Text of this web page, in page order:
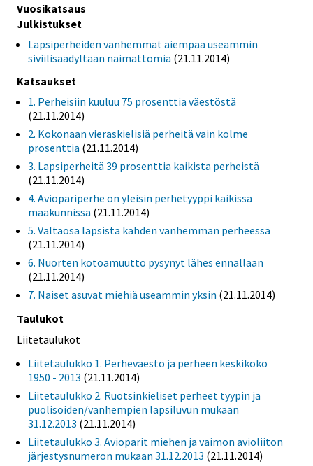
Vuosikatsaus
Julkistukset
Lapsiperheiden vanhemmat aiempaa useammin
siviilisäädyltään naimattomia (21.11.2014)
Katsaukset
1. Perheisiin kuuluu 75 prosenttia väestöstä
(21.11.2014)
2. Kokonaan vieraskielisiä perheitä vain kolme
prosenttia (21.11.2014)
3. Lapsiperheitä 39 prosenttia kaikista perheistä
(21.11.2014)
4. Aviopariperhe on yleisin perhetyyppi kaikissa
maakunnissa (21.11.2014)
5. Valtaosa lapsista kahden vanhemman perheessä
(21.11.2014)
6. Nuorten kotoamuutto pysynyt lähes ennallaan
(21.11.2014)
7. Naiset asuvat miehiä useammin yksin (21.11.2014)
Taulukot
Liitetaulukot
Liitetaulukko 1. Perheväestö ja perheen keskikoko
1950 - 2013 (21.11.2014)
Liitetaulukko 2. Ruotsinkieliset perheet tyypin ja
puolisoiden/vanhempien lapsiluvun mukaan
31.12.2013 (21.11.2014)
Liitetaulukko 3. Avioparit miehen ja vaimon avioliiton
järjestysnumeron mukaan 31.12.2013 (21.11.2014)